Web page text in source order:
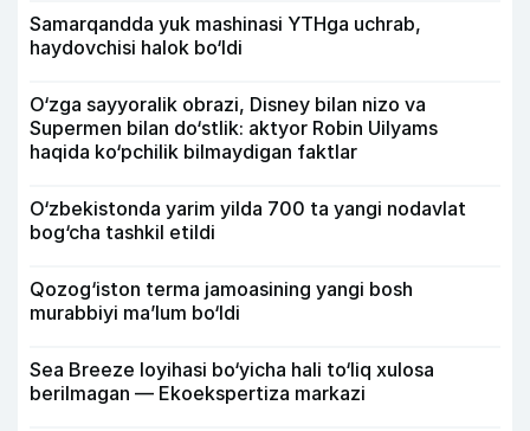
Samarqandda yuk mashinasi YTHga uchrab,
haydovchisi halok bo‘ldi
O‘zga sayyoralik obrazi, Disney bilan nizo va
Supermen bilan do‘stlik: aktyor Robin Uilyams
haqida ko‘pchilik bilmaydigan faktlar
O‘zbekistonda yarim yilda 700 ta yangi nodavlat
bog‘cha tashkil etildi
Qozog‘iston terma jamoasining yangi bosh
murabbiyi ma’lum bo‘ldi
Sea Breeze loyihasi bo‘yicha hali to‘liq xulosa
berilmagan — Ekoekspertiza markazi